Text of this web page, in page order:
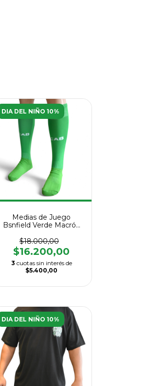
DIA DEL NIÑO 10%
Medias de Juego
Bsnfield Verde Macrón
$18.000,00
$16.200,00
3 cuotas sin interés de
$5.400,00
DIA DEL NIÑO 10%